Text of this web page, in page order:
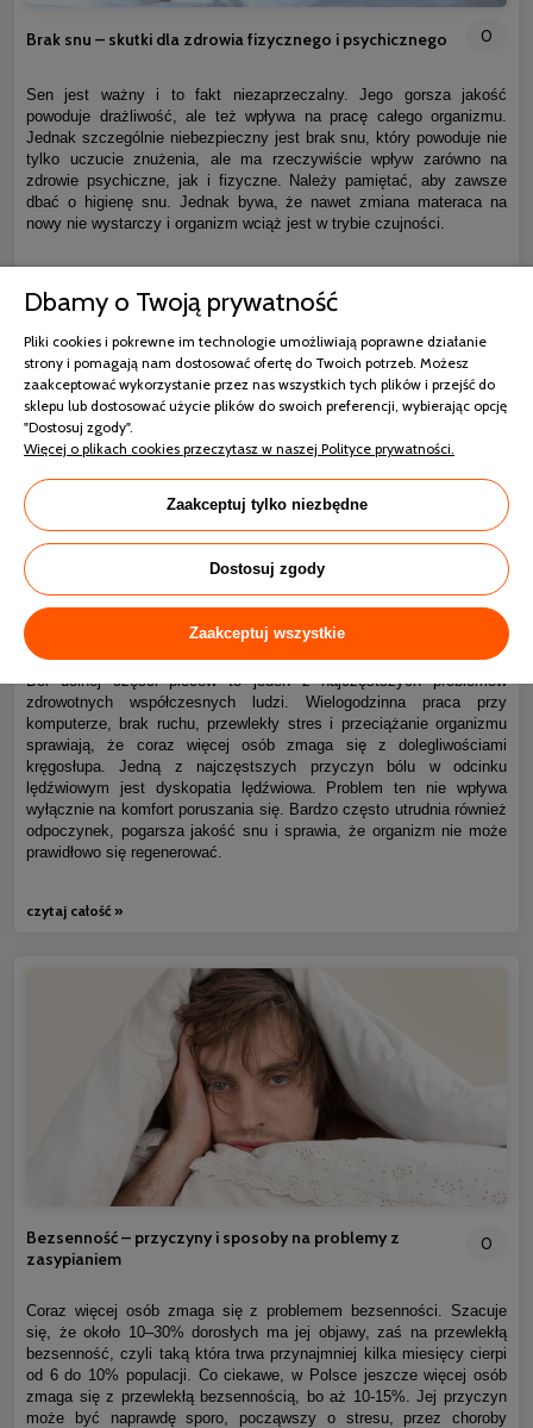
Brak snu – skutki dla zdrowia fizycznego i psychicznego 0
Sen jest ważny i to fakt niezaprzeczalny. Jego gorsza jakość
powoduje drażliwość, ale też wpływa na pracę całego organizmu.
Jednak szczególnie niebezpieczny jest brak snu, który powoduje nie
tylko uczucie znużenia, ale ma rzeczywiście wpływ zarówno na
zdrowie psychiczne, jak i fizyczne. Należy pamiętać, aby zawsze
dbać o higienę snu. Jednak bywa, że nawet zmiana materaca na
nowy nie wystarczy i organizm wciąż jest w trybie czujności.
Ból kręgosłupa piersiowego i dyskopatia lędźwiowa – jak
spać bez bólu?
0
Ból dolnej części pleców to jeden z najczęstszych problemów
zdrowotnych współczesnych ludzi. Wielogodzinna praca przy
komputerze, brak ruchu, przewlekły stres i przeciążanie organizmu
sprawiają, że coraz więcej osób zmaga się z dolegliwościami
kręgosłupa. Jedną z najczęstszych przyczyn bólu w odcinku
lędźwiowym jest dyskopatia lędźwiowa. Problem ten nie wpływa
wyłącznie na komfort poruszania się. Bardzo często utrudnia również
odpoczynek, pogarsza jakość snu i sprawia, że organizm nie może
prawidłowo się regenerować.
czytaj całość »
Bezsenność – przyczyny i sposoby na problemy z
zasypianiem
0
Coraz więcej osób zmaga się z problemem bezsenności. Szacuje
się, że około 10–30% dorosłych ma jej objawy, zaś na przewlekłą
bezsenność, czyli taką która trwa przynajmniej kilka miesięcy cierpi
od 6 do 10% populacji. Co ciekawe, w Polsce jeszcze więcej osób
zmaga się z przewlekłą bezsennością, bo aż 10-15%. Jej przyczyn
może być naprawdę sporo, począwszy o stresu, przez choroby
Dbamy o Twoją prywatność
Pliki cookies i pokrewne im technologie umożliwiają poprawne działanie
strony i pomagają nam dostosować ofertę do Twoich potrzeb. Możesz
zaakceptować wykorzystanie przez nas wszystkich tych plików i przejść do
sklepu lub dostosować użycie plików do swoich preferencji, wybierając opcję
"Dostosuj zgody".
Więcej o plikach cookies przeczytasz w naszej Polityce prywatności.
Zaakceptuj tylko niezbędne
Dostosuj zgody
Zaakceptuj wszystkie